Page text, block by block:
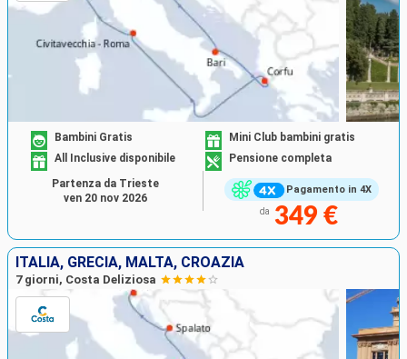
Pagamento in 4X
Bambini Gratis
Mini Club bambini gratis
All Inclusive disponibile
Pensione completa
da 349 €
Partenza da Trieste
ven 20 nov 2026
ITALIA, GRECIA, MALTA, CROAZIA
7 giorni, Costa Deliziosa